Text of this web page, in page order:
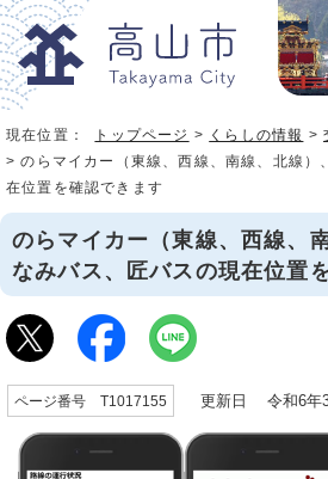
現在位置： トップページ > くらしの情報 >
> のらマイカー（東線、西線、南線、北線）
在位置を確認できます
のらマイカー（東線、西線、
なみバス、匠バスの現在位置
ページ番号 T1017155 更新日 令和6年3